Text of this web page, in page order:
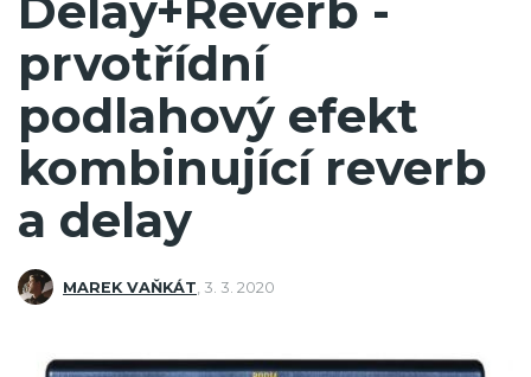
prvotřídní
podlahový efekt
kombinující reverb
a delay
MAREK VAŇKÁT 3. 3. 2020